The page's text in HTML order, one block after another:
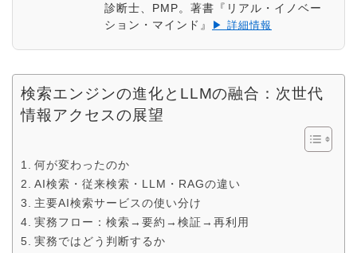
診断士、PMP。著書『リアル・イノベー
ション・マインド』
▶ 詳細情報
検索エンジンの進化とLLMの融合：次世代
情報アクセスの展望
何が変わったのか
AI検索・従来検索・LLM・RAGの違い
主要AI検索サービスの使い分け
実務フロー：検索→要約→検証→再利用
実務ではどう判断するか